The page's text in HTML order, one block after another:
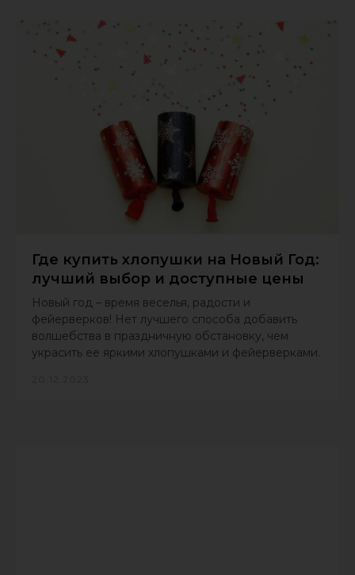
Где купить хлопушки на Новый Год:
лучший выбор и доступные цены
Новый год – время веселья, радости и
фейерверков! Нет лучшего способа добавить
волшебства в праздничную обстановку, чем
украсить ее яркими хлопушками и фейерверками.